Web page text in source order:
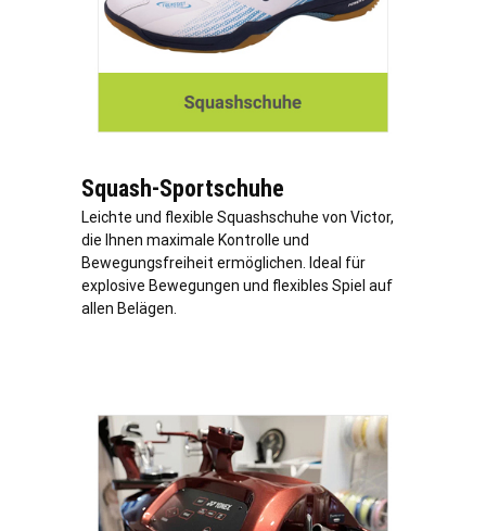
Squash-Sportschuhe
Leichte und flexible Squashschuhe von Victor,
die Ihnen maximale Kontrolle und
Bewegungsfreiheit ermöglichen. Ideal für
explosive Bewegungen und flexibles Spiel auf
allen Belägen.